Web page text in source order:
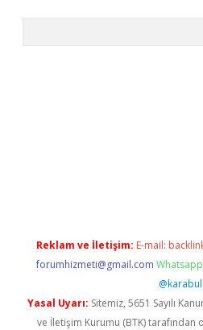
Reklam ve İletişim: E-mail:
forumhizmeti@gmail.com
@karabul
Yasal Uyarı: Sitemiz, 5651 Sayılı
ve İletişim Kurumu (BTK) tarafından